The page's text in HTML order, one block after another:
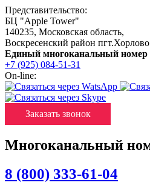
Представительство:
БЦ "Apple Tower"
140235, Московская область,
Воскресенский район
Единый многоканальный номер
+7 (925) 084-51-31
On-line:
Заказать звонок
Многоканальный
8 (800) 333-61-04